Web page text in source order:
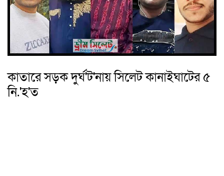
কাতারে সড়ক দুর্ঘ'ট'নায় সিলেট কানাইঘাটের ৫
নি.'হ'ত